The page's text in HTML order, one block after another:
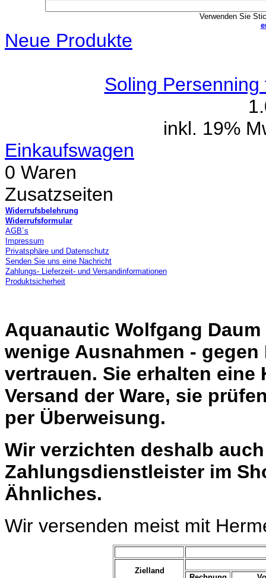
Verwenden Sie
Neue Produkte
Soling
inkl. 19%
Einkaufswagen
0 Waren
Zusatzseiten
Widerrufsbelehrung
Widerrufsformular
AGB´s
Impressum
Privatsphäre und Datenschutz
Senden Sie uns eine Nachricht
Zahlungs- Lieferzeit- und Versandinformationen
Produktsicherheit
Aquanautic Wolfgang
wenige Ausnahmen -
vertrauen. Sie erhalten
Versand der Ware, sie
per Überweisung.
Wir verzichten deshalb
Zahlungsdienstleister im
Ähnliches.
Wir versenden meist mit
Zielland